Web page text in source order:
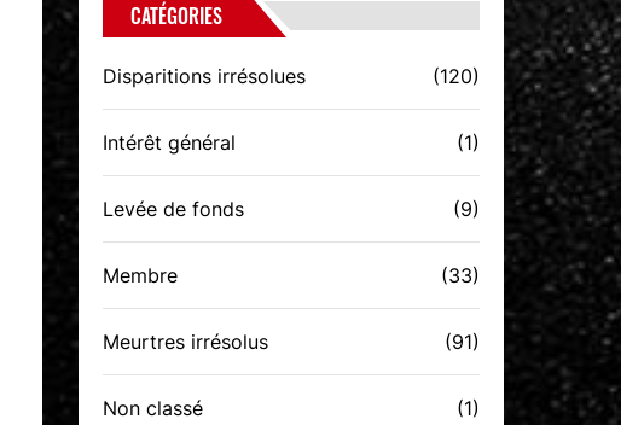
CATÉGORIES
Disparitions irrésolues (120)
Intérêt général (1)
Levée de fonds (9)
Membre (33)
Meurtres irrésolus (91)
Non classé (1)